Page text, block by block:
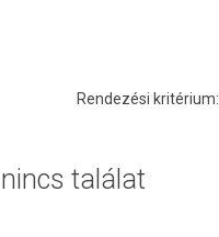
Rendezési kritérium:
találat